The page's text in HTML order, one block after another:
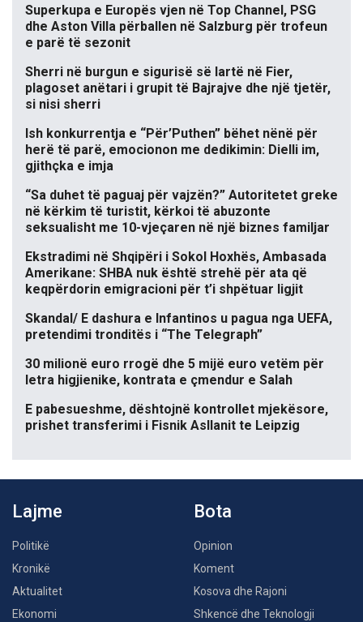
Superkupa e Europës vjen në Top Channel, PSG
dhe Aston Villa përballen në Salzburg për trofeun
e parë të sezonit
Sherri në burgun e sigurisë së lartë në Fier,
plagoset anëtari i grupit të Bajrajve dhe një tjetër,
si nisi sherri
Ish konkurrentja e “Për’Puthen” bëhet nënë për
herë të parë, emocionon me dedikimin: Dielli im,
gjithçka e imja
“Sa duhet të paguaj për vajzën?” Autoritetet greke
në kërkim të turistit, kërkoi të abuzonte
seksualisht me 10-vjeçaren në një biznes familjar
Ekstradimi në Shqipëri i Sokol Hoxhës, Ambasada
Amerikane: SHBA nuk është strehë për ata që
keqpërdorin emigracioni për t’i shpëtuar ligjit
Skandal/ E dashura e Infantinos u pagua nga UEFA,
pretendimi tronditës i “The Telegraph”
30 milionë euro rrogë dhe 5 mijë euro vetëm për
letra higjienike, kontrata e çmendur e Salah
E pabesueshme, dështojnë kontrollet mjekësore,
prishet transferimi i Fisnik Asllanit te Leipzig
Lajme
Politikë
Kronikë
Aktualitet
Ekonomi
Bota
Opinion
Koment
Kosova dhe Rajoni
Shkencë dhe Teknologji